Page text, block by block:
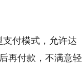
付模式，允许达
再付款，不满意轻